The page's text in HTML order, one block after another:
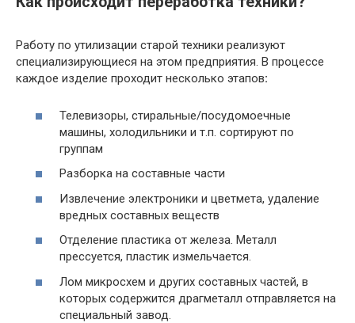
Работу по утилизации старой техники реализуют
специализирующиеся на этом предприятия. В процессе
каждое изделие проходит несколько этапов:
Телевизоры, стиральные/посудомоечные
машины, холодильники и т.п. сортируют по
группам
Разборка на составные части
Извлечение электроники и цветмета, удаление
вредных составных веществ
Отделение пластика от железа. Металл
прессуется, пластик измельчается.
Лом микросхем и других составных частей, в
которых содержится драгметалл отправляется на
специальный завод.